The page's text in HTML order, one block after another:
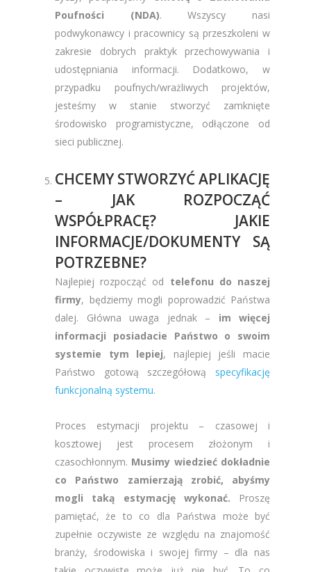
Poufności (NDA). Wszyscy nasi
podwykonawcy i pracownicy są przeszkoleni w
zakresie dobrych praktyk przechowywania i
udostępniania informacji. Dodatkowo, w
przypadku poufnych/wrażliwych projektów,
jesteśmy w stanie stworzyć zamknięte
środowisko programistyczne, odłączone od
sieci publicznej.
CHCEMY STWORZYĆ APLIKACJĘ
– JAK ROZPOCZĄĆ
WSPÓŁPRACĘ? JAKIE
INFORMACJE/DOKUMENTY SĄ
POTRZEBNE?
Najlepiej rozpocząć od telefonu do naszej
firmy, będziemy mogli poprowadzić Państwa
dalej. Główna uwaga jednak – im więcej
informacji posiadacie Państwo o swoim
systemie tym lepiej, najlepiej jeśli macie
Państwo gotową szczegółową specyfikację
funkcjonalną systemu.
Proces estymacji projektu – czasowej i
kosztowej jest procesem złożonym i
czasochłonnym. Musimy wiedzieć dokładnie
co Państwo zamierzają zrobić, abyśmy
mogli taką estymację wykonać.
Proszę
pamiętać, że to co dla Państwa może być
zupełnie oczywiste ze względu na znajomość
branży, środowiska i swojej firmy – dla nas